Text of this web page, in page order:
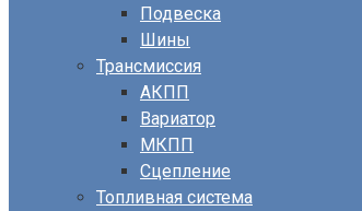
Подвеска
Шины
Трансмиссия
АКПП
Вариатор
МКПП
Сцепление
Топливная система